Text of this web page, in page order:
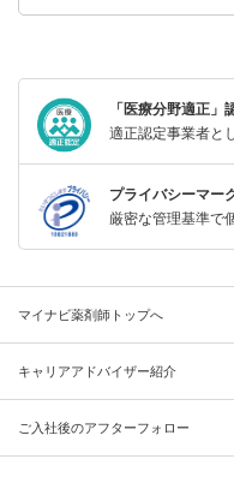
「医療分野適正」
適正認定事業者と
プライバシーマー
厳密な管理基準で
マイナビ薬剤師トップへ
キャリアアドバイザー紹介
ご入社後のアフターフォロー